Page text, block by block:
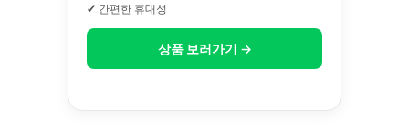
✔ 간편한 휴대성
상품 보러가기 →